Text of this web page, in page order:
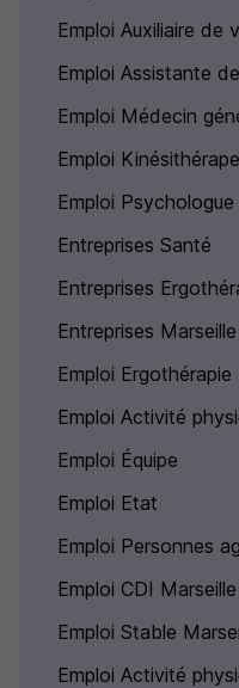
Emploi Auxiliaire de
Emploi Assistante
Emploi Médecin
Emploi
Emploi Psychologue
Entreprises Santé
Entreprises
Entreprises Marseille
Emploi Ergothérapie
Emploi Activité
Emploi Équipe
Emploi Etat
Emploi Personnes
Emploi CDI Marseille
Emploi Stable
Emploi Activité